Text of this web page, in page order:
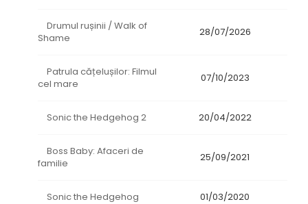
Drumul rușinii / Walk of
Shame
28/07/2026
Patrula cățelușilor: Filmul
cel mare
07/10/2023
Sonic the Hedgehog 2 20/04/2022
Boss Baby: Afaceri de
familie
25/09/2021
Sonic the Hedgehog 01/03/2020